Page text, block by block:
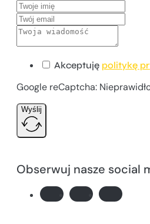
Akceptuję politykę
Google reCaptcha:
Wyślij
Obserwuj nasze social